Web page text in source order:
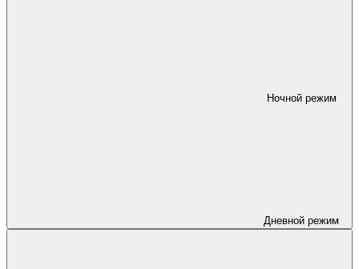
Ночной режим
Дневной режим